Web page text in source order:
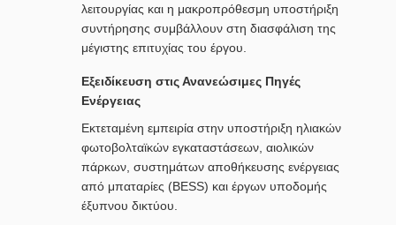
λειτουργίας και η μακροπρόθεσμη υποστήριξη
συντήρησης συμβάλλουν στη διασφάλιση της
μέγιστης επιτυχίας του έργου.
Εξειδίκευση στις Ανανεώσιμες Πηγές
Ενέργειας
Εκτεταμένη εμπειρία στην υποστήριξη ηλιακών
φωτοβολταϊκών εγκαταστάσεων, αιολικών
πάρκων, συστημάτων αποθήκευσης ενέργειας
από μπαταρίες (BESS) και έργων υποδομής
έξυπνου δικτύου.